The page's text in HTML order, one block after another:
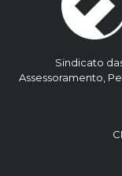
Sindicato
Assessoramento,